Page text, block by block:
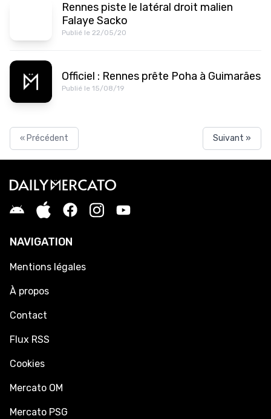
Rennes piste le latéral droit malien
Falaye Sacko
Publié le 22/05/20
Officiel : Rennes prête Poha à Guimarães
Publié le 15/08/19
« Précédent Suivant »
NAVIGATION
Mentions légales
À propos
Contact
Flux RSS
Cookies
Mercato OM
Mercato PSG